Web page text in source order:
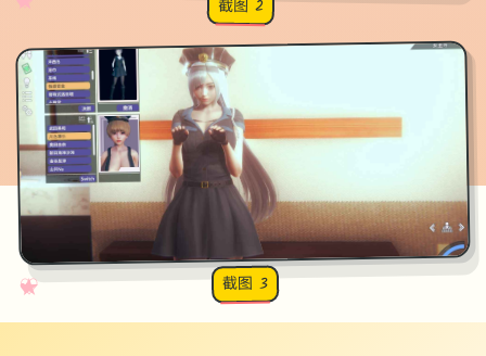
截图 2
✧
♡
★
♥ 截图 3